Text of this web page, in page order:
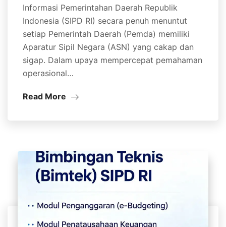
Informasi Pemerintahan Daerah Republik
Indonesia (SIPD RI) secara penuh menuntut
setiap Pemerintah Daerah (Pemda) memiliki
Aparatur Sipil Negara (ASN) yang cakap dan
sigap. Dalam upaya mempercepat pemahaman
operasional…
Read More